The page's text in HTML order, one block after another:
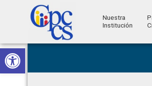
Abrir barra de herramientas
Skip
to
primary
Skip
to
main
Skip
to
primary
Skip
to
footer Ciudadano
Nuestra
Institución